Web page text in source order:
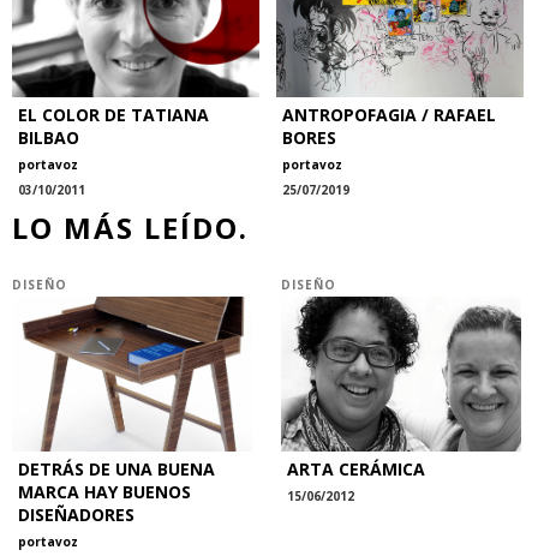
EL COLOR DE TATIANA
BILBAO
portavoz
03/10/2011
ANTROPOFAGIA / RAFAEL
BORES
portavoz
25/07/2019
LO MÁS LEÍDO.
DISEÑO
DETRÁS DE UNA BUENA
MARCA HAY BUENOS
DISEÑADORES
portavoz
DISEÑO
ARTA CERÁMICA
15/06/2012